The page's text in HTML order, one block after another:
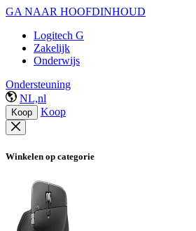
GA NAAR HOOFDINHOUD
Logitech G
Zakelijk
Onderwijs
Ondersteuning
NL,nl
Koop Koop
Winkelen op categorie